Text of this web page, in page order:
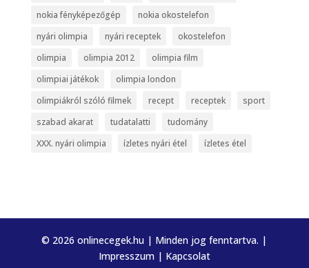
nokia fényképezőgép
nokia okostelefon
nyári olimpia
nyári receptek
okostelefon
olimpia
olimpia 2012
olimpia film
olimpiai játékok
olimpia london
olimpiákról szóló filmek
recept receptek
sport
szabad akarat
tudatalatti
tudomány
XXX. nyári olimpia
ízletes nyári étel ízletes étel
© 2026 onlinecegek.hu | Minden jog fenntartva. |
Impresszum| Kapcsolat